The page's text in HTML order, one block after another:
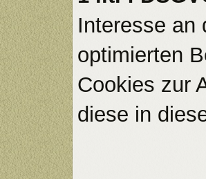
Interesse an
optimierten
Cookies zur
diese in